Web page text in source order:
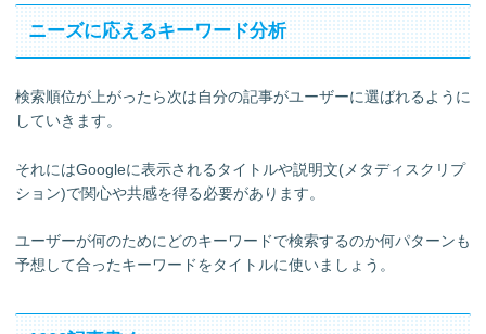
ニーズに応えるキーワード分析
検索順位が上がったら次は自分の記事がユーザーに選ばれるように
していきます。
それにはGoogleに表示されるタイトルや説明文(メタディスクリプ
ション)で関心や共感を得る必要があります。
ユーザーが何のためにどのキーワードで検索するのか何パターンも
予想して合ったキーワードをタイトルに使いましょう。